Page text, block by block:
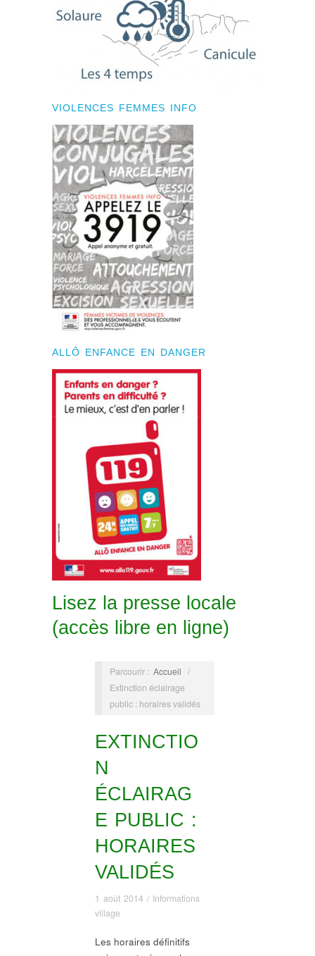
VIOLENCES FEMMES INFO
ALLÔ ENFANCE EN DANGER
Lisez la presse locale
(accès libre en ligne)
Parcourir : Accueil /
Extinction éclairage
public : horaires validés
EXTINCTIO
N
ÉCLAIRAG
E PUBLIC :
HORAIRES
VALIDÉS
1 août 2014/ Informations
village
Les horaires définitifs